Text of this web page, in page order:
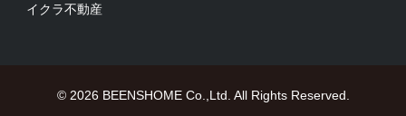
イクラ不動産
© 2026 BEENSHOME Co.,Ltd. All Rights Reserved.